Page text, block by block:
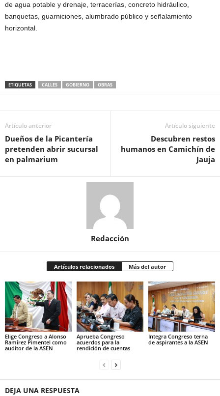
de agua potable y drenaje, terracerías, concreto hidráulico,
banquetas, guarniciones, alumbrado público y señalamiento
horizontal.
ETIQUETAS CALLES GOBIERNO OBRAS
Artículo anterior
Dueños de la Picantería
pretenden abrir sucursal
en palmarium
Artículo siguiente
Descubren restos
humanos en Camichín de
Jauja
Redacción
Artículos relacionados Más del autor
Elige Congreso a Alonso
Ramírez Pimentel como
auditor de la ASEN
Aprueba Congreso
acuerdos para la
rendición de cuentas
Integra Congreso terna
de aspirantes a la ASEN
DEJA UNA RESPUESTA